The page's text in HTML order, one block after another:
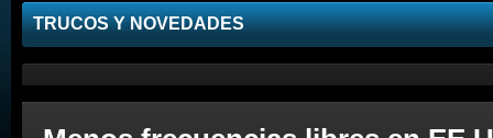
Celulares
TRUCOS Y NOVEDADES